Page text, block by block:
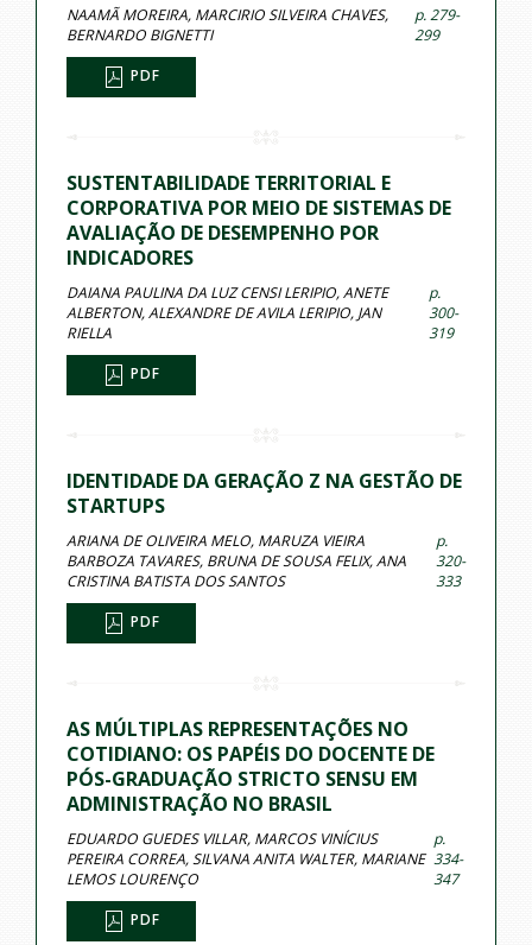
NAAMÃ MOREIRA, MARCIRIO SILVEIRA CHAVES,
BERNARDO BIGNETTI
p. 279-
299
PDF
SUSTENTABILIDADE TERRITORIAL E
CORPORATIVA POR MEIO DE SISTEMAS DE
AVALIAÇÃO DE DESEMPENHO POR
INDICADORES
DAIANA PAULINA DA LUZ CENSI LERIPIO, ANETE
ALBERTON, ALEXANDRE DE AVILA LERIPIO, JAN
RIELLA
p.
300-
319
PDF
IDENTIDADE DA GERAÇÃO Z NA GESTÃO DE
STARTUPS
ARIANA DE OLIVEIRA MELO, MARUZA VIEIRA
BARBOZA TAVARES, BRUNA DE SOUSA FELIX, ANA
CRISTINA BATISTA DOS SANTOS
p.
320-
333
PDF
AS MÚLTIPLAS REPRESENTAÇÕES NO
COTIDIANO: OS PAPÉIS DO DOCENTE DE
PÓS-GRADUAÇÃO STRICTO SENSU EM
ADMINISTRAÇÃO NO BRASIL
EDUARDO GUEDES VILLAR, MARCOS VINÍCIUS
PEREIRA CORREA, SILVANA ANITA WALTER, MARIANE
LEMOS LOURENÇO
p.
334-
347
PDF